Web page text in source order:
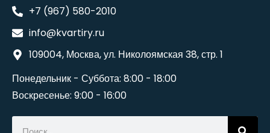
+7 (967) 580-2010
info@kvartiry.ru
109004, Москва, ул. Николоямская 38, стр. 1
Понедельник - Суббота: 8:00 - 18:00
Воскресенье: 9:00 - 16:00